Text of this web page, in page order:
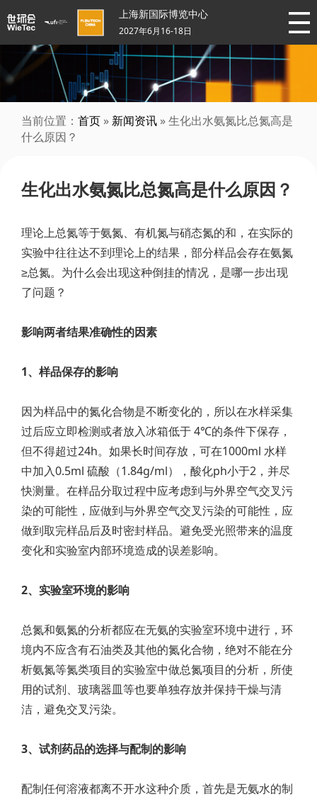
上海新国际博览中心
2027年6月16-18日
当前位置： 首页 » 新闻资讯 » 生化出水氨氮比总氮高是
什么原因？
生化出水氨氮比总氮高是什么原因？
理论上总氮等于氨氮、有机氮与硝态氮的和，在实际的
实验中往往达不到理论上的结果，部分样品会存在氨氮
≥总氮。为什么会出现这种倒挂的情况，是哪一步出现
了问题？
影响两者结果准确性的因素
1、样品保存的影响
因为样品中的氮化合物是不断变化的，所以在水样采集
过后应立即检测或者放入冰箱低于 4℃的条件下保存，
但不得超过24h。如果长时间存放，可在1000ml 水样
中加入0.5ml 硫酸（1.84g/ml），酸化ph小于2，并尽
快测量。在样品分取过程中应考虑到与外界空气交叉污
染的可能性，应做到与外界空气交叉污染的可能性，应
做到取完样品后及时密封样品。避免受光照带来的温度
变化和实验室内部环境造成的误差影响。
2、实验室环境的影响
总氮和氨氮的分析都应在无氨的实验室环境中进行，环
境内不应含有石油类及其他的氮化合物，绝对不能在分
析氨氮等氮类项目的实验室中做总氮项目的分析，所使
用的试剂、玻璃器皿等也要单独存放并保持干燥与清
洁，避免交叉污染。
3、试剂药品的选择与配制的影响
配制任何溶液都离不开水这种介质，首先是无氨水的制